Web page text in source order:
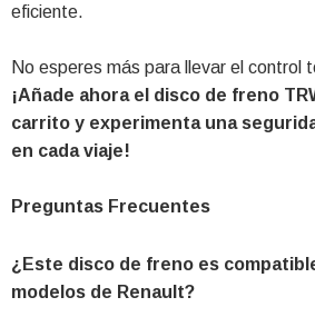
eficiente.
No esperes más para llevar el control
¡Añade ahora el disco de freno
carrito y experimenta una
en cada viaje!
Preguntas Frecuentes
¿Este disco de freno es
modelos de Renault?